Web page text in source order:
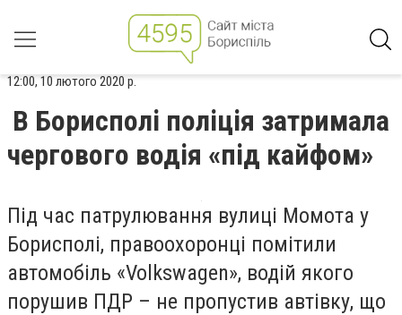
12:00, 10 лютого 2020 р.
В Борисполі поліція затримала
чергового водія «під кайфом»
Під час патрулювання вулиці Момота у
Борисполі, правоохоронці помітили
автомобіль «Volkswagen», водій якого
порушив ПДР – не пропустив автівку, що